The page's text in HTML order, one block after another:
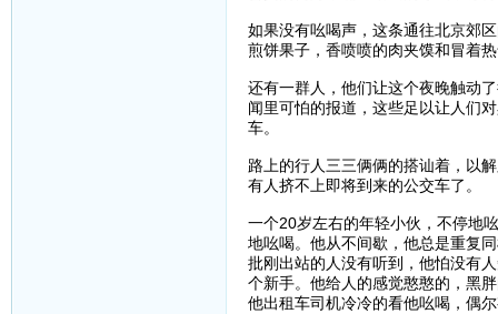
如果没有吆喝声，这条通往北京郊
煎饼果子，香喷喷的肉夹馍和冒着
还有一群人，他们让这个夜晚触动
闻里可怕的报道，这些足以让人们
车。
路上的行人三三俩俩的搭讪着，以
有人挤不上即将到来的公交车了。
一个20岁左右的年轻小伙，不停地
地吆喝。他从不间歇，他总是重复
批刚出站的人没有听到，他怕没有
个新手。他给人的感觉憨憨的，黑
他出租车司机冷冷的看他吆喝，偶